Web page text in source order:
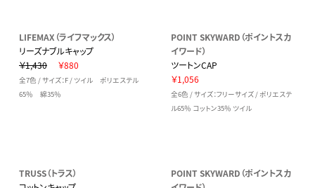
LIFEMAX（ライフマックス）
リーズナブルキャップ
￥1,430
￥880
全7色 / サイズ：F / ツイル ポリエステル
65％ 綿35％
POINT SKYWARD（ポイントスカ
イワード）
ツートンCAP
￥1,056
全6色 / サイズ：フリーサイズ / ポリエステ
ル65％ コットン35％ ツイル
TRUSS（トラス）
POINT SKYWARD（ポイントスカ